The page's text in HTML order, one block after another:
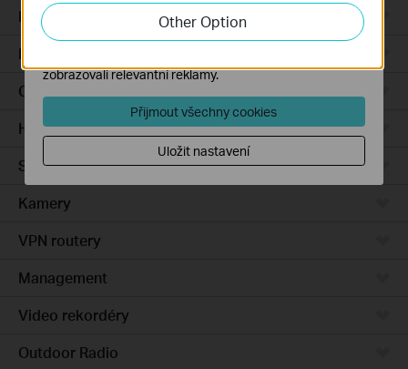
Integrated Gateways
DSL Gateways
Cloud-Based
Hardware
Software
Kamery
VPN routery
Management
Video rekordéry
Outdoor Radio
Other Option
zlepšení a přizpůsobení jejich funkčnosti.
Marketingové soubory cookie mohou prostřednictvím
zobrazovali relevantní reklamy.
Přijmout všechny cookies
Uložit nastavení